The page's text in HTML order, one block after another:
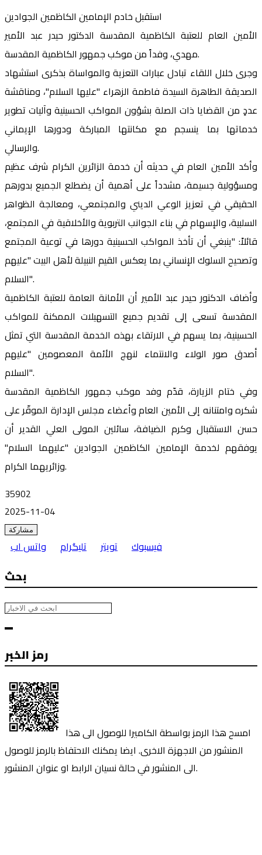
استقبل خادم الإمامين الكاظمين الجوادين
الأمين العام للعتبة الكاظمية المقدسة الدكتور حيدر عبد الأمير
مهدي، وفداً من موكب جمهور الكاظمية المقدسة.
وجرى خلال اللقاء تبادل عبارات التعزية والمواساة بذكرى استشهاد
الصديقة الطاهرة السيدة فاطمة الزهراء "عليها السلام"، ومناقشة
عددٍ من القضايا ذات الصلة بشؤون المواكب الحسينية وآليات تطوير
خدماتها بما ينسجم مع مكانتها المباركة ودورها الإيماني
والرسالي.
وأكد الأمين العام في حديثه أن خدمة الزائرين الكرام شرف عظيم
ومسؤولية جسيمة، مشدداً على أهمية أن يضطلع الجميع بدورهم
الحقيقي في تعزيز الوعي الديني والمجتمعي، ومعالجة الظواهر
السلبية، والإسهام في بناء الجوانب التربوية والأخلاقية في المجتمع،
قائلاً: "ينبغي أن تأخذ المواكب الحسينية دورها في توعية المجتمع
وتصحيح السلوك الإنساني بما يعكس القيم النبيلة لأهل البيت "عليهم
السلام".
وأضاف الدكتور حيدر عبد الأمير أن الأمانة العامة للعتبة الكاظمية
المقدسة تسعى إلى تقديم جميع التسهيلات الممكنة للمواكب
الحسينية، بما يسهم في الارتقاء بهذه الخدمة المقدسة التي تمثل
أصدق صور الولاء والانتماء لنهج الأئمة المعصومين "عليهم
السلام".
وفي ختام الزيارة، قدّم وفد موكب جمهور الكاظمية المقدسة
شكره وامتنانه إلى الأمين العام وأعضاء مجلس الإدارة الموقّر على
حسن الاستقبال وكرم الضيافة، سائلين المولى العلي القدير أن
يوفقهم لخدمة الإمامين الكاظمين الجوادين "عليهما السلام"
وزائريهما الكرام.
35902
2025-11-04
مشاركة
فيسبوك تويتر تليگرام واتس اب
بحث
رمز الخبر
امسح هذا الرمز بواسطة الكاميرا للوصول الى هذا
المنشور من الاجهزة الاخرى. ايضا يمكنك الاحتفاظ بالرمز للوصول
الى المنشور في حالة نسيان الرابط او عنوان المنشور.